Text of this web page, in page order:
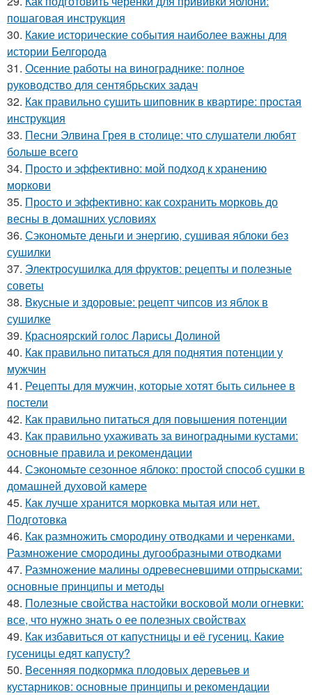
пошаговая инструкция
30. Какие исторические события наиболее важны для
истории Белгорода
31. Осенние работы на винограднике: полное
руководство для сентябрьских задач
32. Как правильно сушить шиповник в квартире: простая
инструкция
33. Песни Элвина Грея в столице: что слушатели любят
больше всего
34. Просто и эффективно: мой подход к хранению
моркови
35. Просто и эффективно: как сохранить морковь до
весны в домашних условиях
36. Сэкономьте деньги и энергию, сушивая яблоки без
сушилки
37. Электросушилка для фруктов: рецепты и полезные
советы
38. Вкусные и здоровые: рецепт чипсов из яблок в
сушилке
39. Красноярский голос Ларисы Долиной
40. Как правильно питаться для поднятия потенции у
мужчин
41. Рецепты для мужчин, которые хотят быть сильнее в
постели
42. Как правильно питаться для повышения потенции
43. Как правильно ухаживать за виноградными кустами:
основные правила и рекомендации
44. Сэкономьте сезонное яблоко: простой способ сушки в
домашней духовой камере
45. Как лучше хранится морковка мытая или нет.
Подготовка
46. Как размножить смородину отводками и черенками.
Размножение смородины дугообразными отводками
47. Размножение малины одревесневшими отпрысками:
основные принципы и методы
48. Полезные свойства настойки восковой моли огневки:
все, что нужно знать о ее полезных свойствах
49. Как избавиться от капустницы и её гусениц. Какие
гусеницы едят капусту?
50. Весенняя подкормка плодовых деревьев и
кустарников: основные принципы и рекомендации